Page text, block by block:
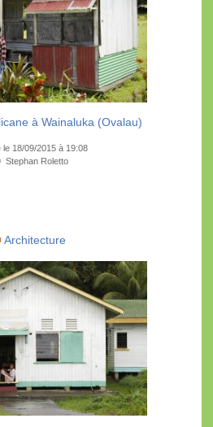
à Wainaluka (Ovalau)
le 18/09/2015 à 19:08
Stephan Roletto
Architecture